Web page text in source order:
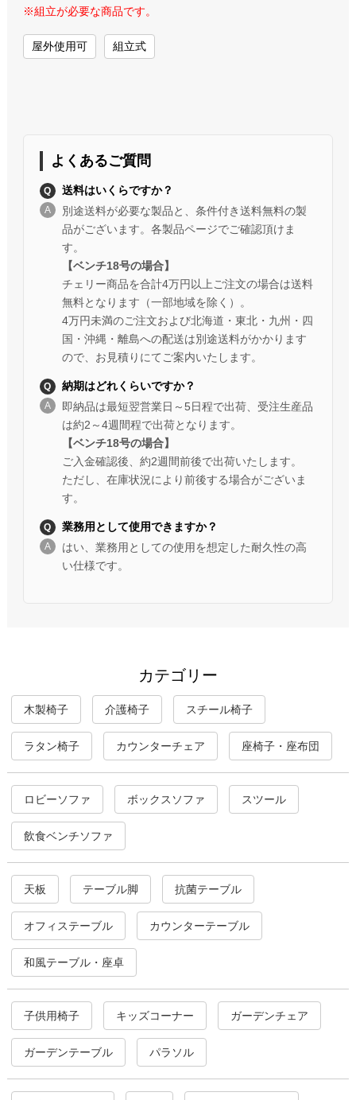
※組立が必要な商品です。
屋外使用可 組立式
よくあるご質問
送料はいくらですか？
別途送料が必要な製品と、条件付き送料無料の製
品がございます。各製品ページでご確認頂けま
す。
【ベンチ18号の場合】
チェリー商品を合計4万円以上ご注文の場合は送料
無料となります（一部地域を除く）。
4万円未満のご注文および北海道・東北・九州・四
国・沖縄・離島への配送は別途送料がかかります
ので、お見積りにてご案内いたします。
納期はどれくらいですか？
即納品は最短翌営業日～5日程で出荷、受注生産品
は約2～4週間程で出荷となります。
【ベンチ18号の場合】
ご入金確認後、約2週間前後で出荷いたします。
ただし、在庫状況により前後する場合がございま
す。
業務用として使用できますか？
はい、業務用としての使用を想定した耐久性の高
い仕様です。
カテゴリー
木製椅子 介護椅子 スチール椅子
ラタン椅子 カウンターチェア 座椅子・座布団
ロビーソファ ボックスソファ スツール
飲食ベンチソファ
天板 テーブル脚 抗菌テーブル
オフィステーブル カウンターテーブル
和風テーブル・座卓
子供用椅子 キッズコーナー ガーデンチェア
ガーデンテーブル パラソル